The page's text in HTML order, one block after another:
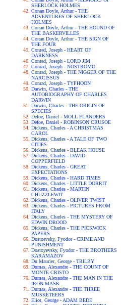
SHERLOCK HOLMES
Conan Doyle, Arthur - THE
ADVENTURES OF SHERLOCK
HOLMES
Conan Doyle, Arthur - THE HOUND OF
THE BASKERVILLES
Conan Doyle, Arthur - THE SIGN OF
THE FOUR
Conrad, Joseph - HEART OF
DARKNESS
Conrad, Joseph - LORD JIM
Conrad, Joseph - NOSTROMO
Conrad, Joseph - THE NIGGER OF THE
NARCISSUS
Conrad, Joseph - TYPHOON
Darwin, Charles - THE
AUTOBIOGRAPHY OF CHARLES
DARWIN
Darwin, Charles - THE ORIGIN OF
SPECIES
Defoe, Daniel - MOLL FLANDERS
Defoe, Daniel - ROBINSON CRUSOE
Dickens, Charles - A CHRISTMAS
CAROL
Dickens, Charles - A TALE OF TWO
CITIES
Dickens, Charles - BLEAK HOUSE
Dickens, Charles - DAVID
COPPERFIELD
Dickens, Charles - GREAT
EXPECTATIONS
Dickens, Charles - HARD TIMES
Dickens, Charles - LITTLE DORRIT
Dickens, Charles - MARTIN
CHUZZLEWIT
Dickens, Charles - OLIVER TWIST
Dickens, Charles - PICTURES FROM
ITALY
Dickens, Charles - THE MYSTERY OF
EDWIN DROOD
Dickens, Charles - THE PICKWICK
PAPERS
Dostoevsky, Fyodor - CRIME AND
PUNISHMENT
Dostoyevsky, Fyodor - THE BROTHERS
KARAMAZOV
Du Maurier, George - TRILBY
Dumas, Alexandre - THE COUNT OF
MONTE CRISTO
Dumas, Alexandre - THE MAN IN THE
IRON MASK
Dumas, Alexandre - THE THREE
MUSKETEERS
Eliot, George - ADAM BEDE